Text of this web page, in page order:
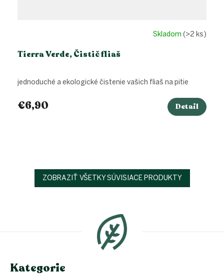
Tierra Verde, Čistič fliaš
Skladom (>2 ks)
€6,90 Detail
jednoduché a ekologické čistenie vašich fliaš na pitie
ZOBRAZIŤ VŠETKY SÚVISIACE PRODUKTY
ä
Kategorie